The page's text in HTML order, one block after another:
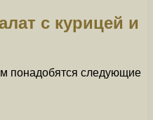
с курицей и
понадобятся следующие